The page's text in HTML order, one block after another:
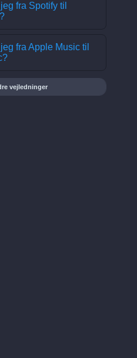
fra Spotify til
fra Apple Music til
vejledninger